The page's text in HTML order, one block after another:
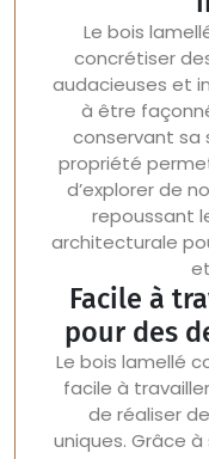
Le bois
concrétiser
audacieuses et
à être
conservant
propriété
d’explorer de
repoussant
architecturale
Facile à
pour des
Le bois lamellé
facile à
de réaliser
uniques. Grâce